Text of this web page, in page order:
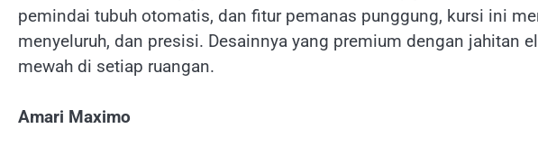
pemindai tubuh otomatis, dan fitur pemanas punggung, kursi ini
menyeluruh, dan presisi. Desainnya yang premium dengan jahitan
mewah di setiap ruangan.
Amari Maximo